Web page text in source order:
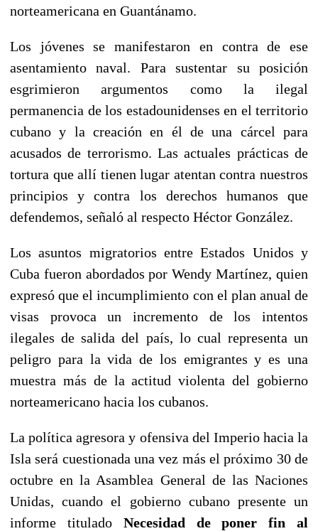
norteamericana en Guantánamo.
Los jóvenes se manifestaron en contra de ese
asentamiento naval. Para sustentar su posición
esgrimieron argumentos como la ilegal
permanencia de los estadounidenses en el territorio
cubano y la creación en él de una cárcel para
acusados de terrorismo. Las actuales prácticas de
tortura que allí tienen lugar atentan contra nuestros
principios y contra los derechos humanos que
defendemos, señaló al respecto Héctor González.
Los asuntos migratorios entre Estados Unidos y
Cuba fueron abordados por Wendy Martínez, quien
expresó que el incumplimiento con el plan anual de
visas provoca un incremento de los intentos
ilegales de salida del país, lo cual representa un
peligro para la vida de los emigrantes y es una
muestra más de la actitud violenta del gobierno
norteamericano hacia los cubanos.
La política agresora y ofensiva del Imperio hacia la
Isla será cuestionada una vez más el próximo 30 de
octubre en la Asamblea General de las Naciones
Unidas, cuando el gobierno cubano presente un
informe titulado Necesidad de poner fin al